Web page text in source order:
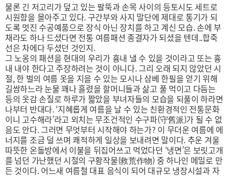
물론 긴 저고리가 덮고 있는 팔뚝과 손목 사이의 등토시도 세트로
시원함을 몰아주고 있다. 구간부와 사지 말단에 제대로 통기가 되
도록 멋진 수공예품으로 장식 아닌 장치를 하고 계신 모습. 손에 부
채라도 하나 드셨다면 전통 여름패션 종결자가 되셨을 텐데..합죽
선은 차에다 두셨던 것인지.
그 노옹의 패션을 현대의 우리가 흉내 낼 수 있을 것이라고 또는 흉
내 내야 한다고 주장하려는 것이 아니다. 그리 오래 되지 않았던 시
절, 한 벌의 여름 옷을 지을 수 있는 모시나 삼베 한필을 얻기 위해
길쌈하느라 눈물 꽤나 흘렸을 할머니들과 삶고 풀 먹이고 다듬는
등의 옷감 손질로 하루가 짧았을 부녀자들의 모습을 되풀이 하라면
나부터 반대다. ‘지혜롭게 여름을 날 수 있는 친환경적인 전통문화
이니 고수해라’라고 외치는 무조건적인 수구파(守舊派)가 될 수 없
음도 안다. 그러면 무엇부터 시작해야 하는가? 이 무더운 여름에 에
너지를 조금 덜 쓰며 쾌적하게 일상을 보내려면 말이다. 추운 겨울
따뜻한 온돌방에서 이불을 뒤집어쓰고 먹었다던 ‘냉면’은 보릿고개
를 넘던 가난했던 시절의 구황작물(救荒作物) 중 하나인 메밀로 만
든 것이다. 어느새 여름철 대표 음식이 되어 대규모 냉장시설과 자